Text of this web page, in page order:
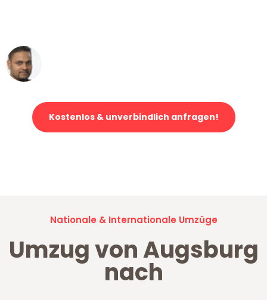
Kostenlos & unverbindlich anfragen!
Nationale & Internationale Umzüge
Umzug von Augsburg
nach